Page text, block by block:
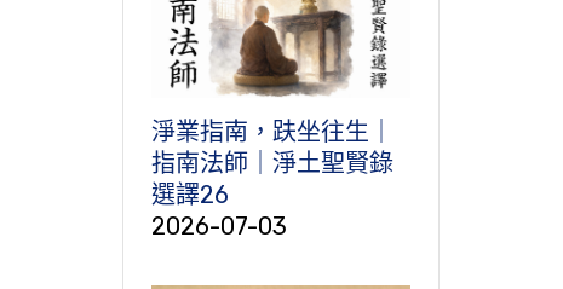
淨業指南，趺坐往生｜
指南法師｜淨土聖賢錄
選譯26
2026-07-03